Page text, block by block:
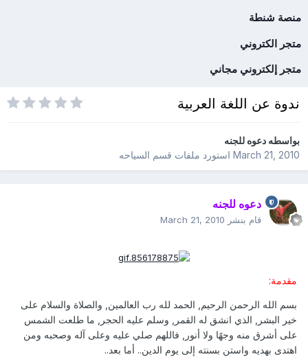
منصة شنطة
متجر الكتروني
متجر إلكتروني مجاني
ندوة عن اللغة العربية
بواسطهدعوه للجنه
March 21, 2010استورد ملفات قسم السياحه
دعوه للجنه
قام بنشر March 21, 2010
مقدمة:
بسم الله الرحمن الرحيم, الحمد لله رب العالمين, والصلاة والسلام على
خير البشر, الذي انشق له القمر, وسلم عليه الحجر, ما طلعت الشمس
على أشرق منه وجهًا ولا أنور, فاللهم صلي عليه وعلى آله وصحبه ومن
اهتدى بهديه واستن بسنته إلى يوم الدين.. أما بعد..